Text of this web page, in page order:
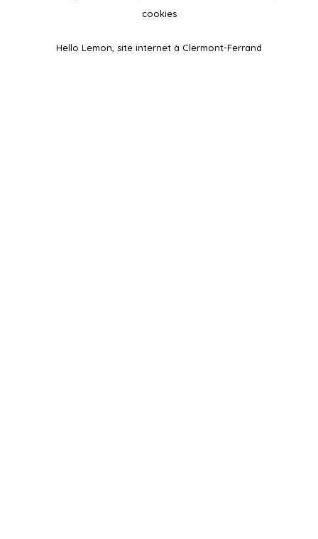
cookies
Hello Lemon, site internet à Clermont-Ferrand